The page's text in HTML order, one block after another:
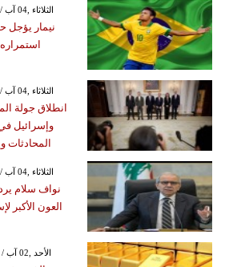
GMT 16:04 2026 الثلاثاء ,04 آب / أغسطس
نيمار يؤجل
GMT 12:37 2026 الثلاثاء ,04 آب / أغسطس
انطلاق جولة
وإسرائيل
المحادثات
GMT 14:18 2026 الثلاثاء ,04 آب / أغسطس
نواف سلام
العون الأكبر
GMT 09:59 2026 الأحد ,02 آب / أغسطس